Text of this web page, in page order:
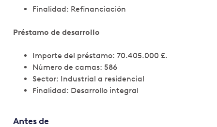
Antes de
Finalidad: Refinanciación
Préstamo de desarrollo
Importe del préstamo: 70.405.000 £.
Número de camas: 586
Sector: Industrial a residencial
Finalidad: Desarrollo integral